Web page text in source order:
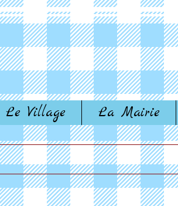
Le Village La Mairie